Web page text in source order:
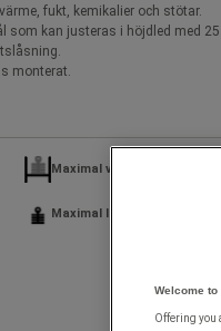
fukt, kemikalier och stötar.
kan justeras i höjdled med
monterat.
Maximal vikt per hyllplan
Maximal last (kg) : 100 kg
Welcome to
Offering you